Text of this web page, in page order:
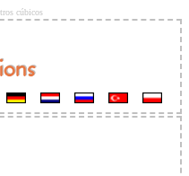
cúbicos